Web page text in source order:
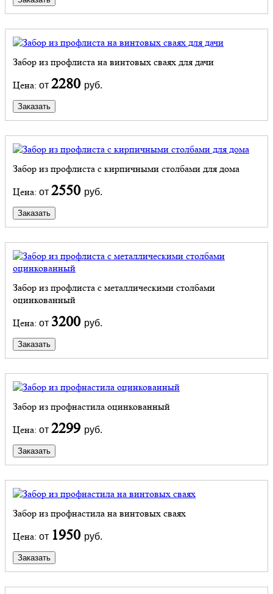
Забор из профлиста на винтовых сваях для дачи
Цена: от 2280 руб.
Заказать
Забор из профлиста с кирпичными столбами для дома
Цена: от 2550 руб.
Заказать
Забор из профлиста с металлическими столбами
оцинкованный
Цена: от 3200 руб.
Заказать
Забор из профнастила оцинкованный
Цена: от 2299 руб.
Заказать
Забор из профнастила на винтовых сваях
Цена: от 1950 руб.
Заказать